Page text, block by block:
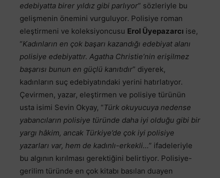
edebiyatta birer yıldız gibi parlıyor” sözleriyle bu
gelişmenin önemini vurguluyor. Polisiye roman
eleştirmeni ve koleksiyoncusu Erol Üyepazarcı ise,
“Kadınların en çok başarı kazandığı edebiyat alanı
polisiye edebiyattır. Agatha Christie’nin erişilmez
başarısı bunun en güçlü kanıtıdır” diyerek,
kadınların suç edebiyatındaki yerini hatırlatıyor.
Çevirmen, yazar, eleştirmen ve polisiye türünün
usta isimi Sevin Okyay, “Türk okuyucuya nedense
yabancıların polisiye türünde daha iyi olduğu gibi bir
yargı hâkim, ancak Türkiye’de çok iyi polisiye
yazarları var, hem de kadınlı-erkekli…” ifadeleriyle
bu algının kırılması gerektiğini belirtiyor. Polisiye-
gerilim türünde en çok kitabı basılan duayen